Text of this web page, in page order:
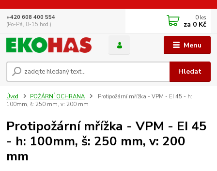
Menu
Hledat
+420 608 400 554
(Po-Pá, 8-15 hod.)
0 ks
za 0 Kč
Úvod POŽÁRNÍ OCHRANA
Protipožární mřížka - VPM - EI 45 - h:
100mm, š: 250 mm, v: 200 mm
Protipožární mřížka - VPM - EI 45
- h: 100mm, š: 250 mm, v: 200
mm